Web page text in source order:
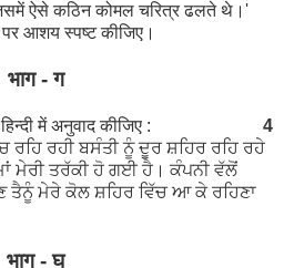
ऐसे कठिन कोमल चरित्र ढलते थे।'
आशय स्पष्ट कीजिए।
भाग - ग
में अनुवाद कीजिए :
4
ਰਹਿ ਰਹੀ ਬਸੰਤੀ ਨੂੰ ਦੂਰ ਸ਼ਹਿਰ ਰਹਿ ਰਹੇ
ਮੇਰੀ ਤਰੱਕੀ ਹੋ ਗਈ ਹੈ। ਕੰਪਨੀ ਵੱਲੋਂ
ਤੈਨੂੰ ਮੇਰੇ ਕੋਲ ਸ਼ਹਿਰ ਵਿੱਚ ਆ ਕੇ ਰਹਿਣਾ
भाग - घ